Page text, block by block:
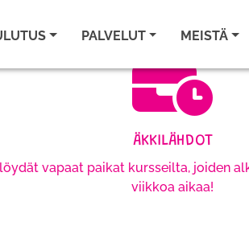
PALVELUT MEISTÄ
ÄKKILÄHDOT
vapaat paikat kursseilta, joiden
viikkoa aikaa!